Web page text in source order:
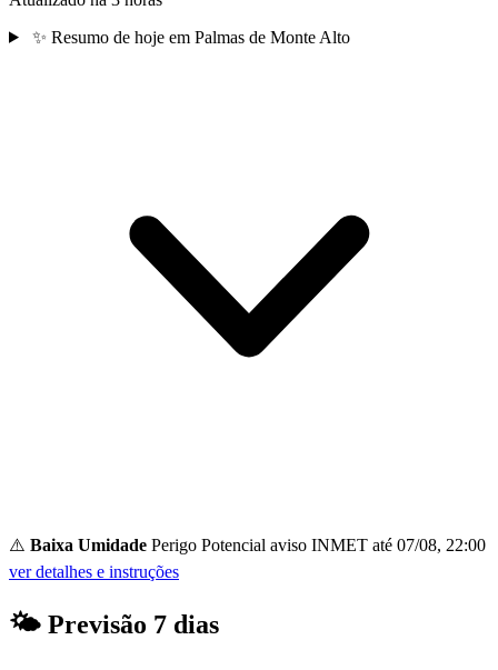
✨ Resumo de hoje em Palmas de Monte Alto
⚠️ Baixa Umidade Perigo Potencial aviso INMET até 07/08, 22:00
ver detalhes e instruções
🌤 Previsão 7 dias